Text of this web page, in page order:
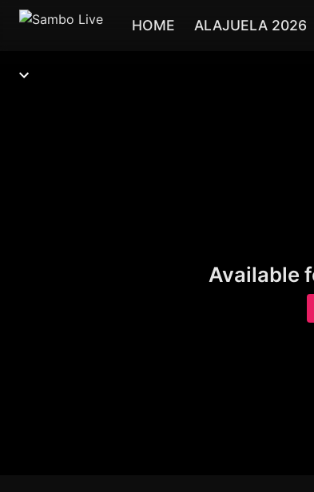
HOME ALAJUELA 2026
Available